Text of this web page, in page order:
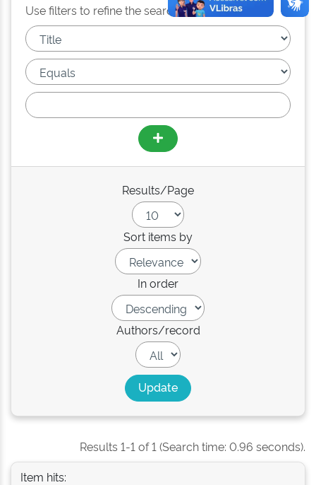
Use filters to refine the search results.
Results/Page
Sort items by
In order
Authors/record
Results 1-1 of 1 (Search time: 0.96 seconds).
Item hits: